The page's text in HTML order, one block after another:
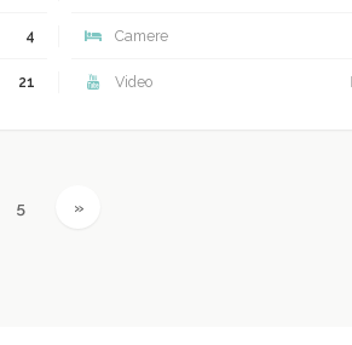
4 Camere
21 Video
5 »